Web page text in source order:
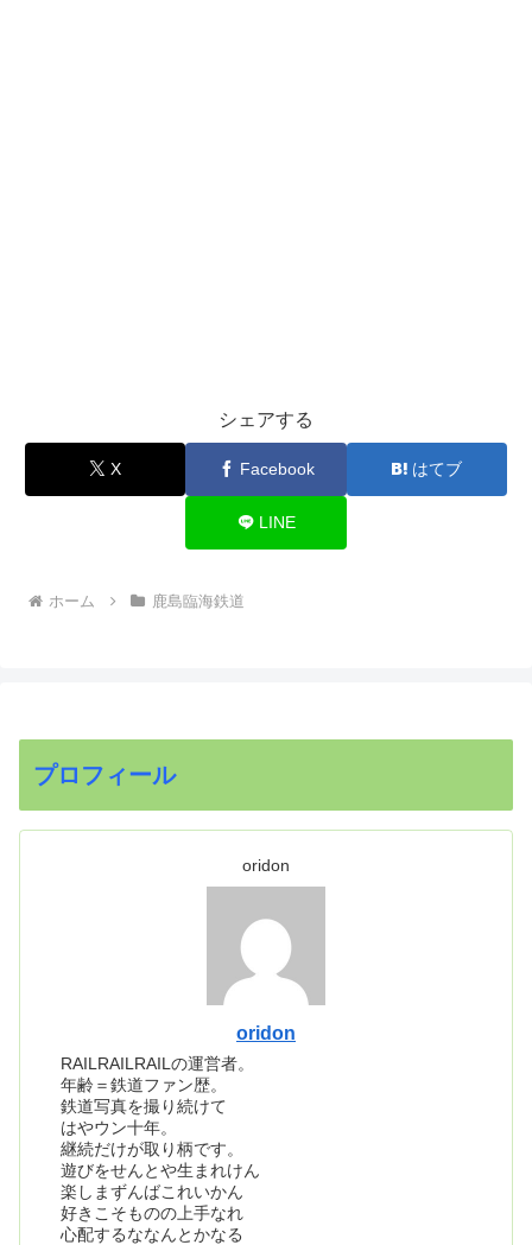
シェアする
X Facebook はてブ
LINE
ホーム 鹿島臨海鉄道
プロフィール
oridon
oridon
RAILRAILRAILの運営者。
年齢＝鉄道ファン歴。
鉄道写真を撮り続けて
はやウン十年。
継続だけが取り柄です。
遊びをせんとや生まれけん
楽しまずんばこれいかん
好きこそものの上手なれ
心配するななんとかなる